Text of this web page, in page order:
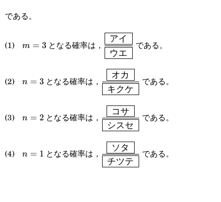
である。
(1) m = 3となる確率は，
アイ }}}{\boxed{\text{ ウ
ウエ
アイ
である。
(2) n = 3となる確率は，
オカ }}}{\boxed{\text{ キ
}}}
キクケ
オカ
である。
(3) n = 2 となる確率は，
コサ }}}{\boxed{\text{ シ
}}}
シスセ
コサ
である。
(4) n = 1 となる確率は，
ソタ }}}{\boxed{\text{ チ
チツテ
ソタ
である。